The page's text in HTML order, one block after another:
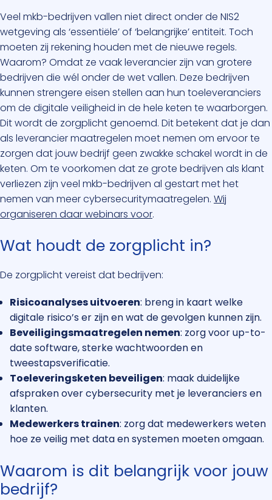
Veel mkb-bedrijven vallen niet direct onder de NIS2
wetgeving als ‘essentiële’ of ‘belangrijke’ entiteit. Toch
moeten zij rekening houden met de nieuwe regels.
Waarom? Omdat ze vaak leverancier zijn van grotere
bedrijven die wél onder de wet vallen. Deze bedrijven
kunnen strengere eisen stellen aan hun toeleveranciers
om de digitale veiligheid in de hele keten te waarborgen.
Dit wordt de zorgplicht genoemd. Dit betekent dat je dan
als leverancier maatregelen moet nemen om ervoor te
zorgen dat jouw bedrijf geen zwakke schakel wordt in de
keten. Om te voorkomen dat ze grote bedrijven als klant
verliezen zijn veel mkb-bedrijven al gestart met het
nemen van meer cybersecuritymaatregelen. Wij
organiseren daar webinars voor.
Wat houdt de zorgplicht in?
De zorgplicht vereist dat bedrijven:
Risicoanalyses uitvoeren: breng in kaart welke
digitale risico’s er zijn en wat de gevolgen kunnen zijn.
Beveiligingsmaatregelen nemen: zorg voor up-to-
date software, sterke wachtwoorden en
tweestapsverificatie.
Toeleveringsketen beveiligen: maak duidelijke
afspraken over cybersecurity met je leveranciers en
klanten.
Medewerkers trainen: zorg dat medewerkers weten
hoe ze veilig met data en systemen moeten omgaan.
Waarom is dit belangrijk voor jouw
bedrijf?